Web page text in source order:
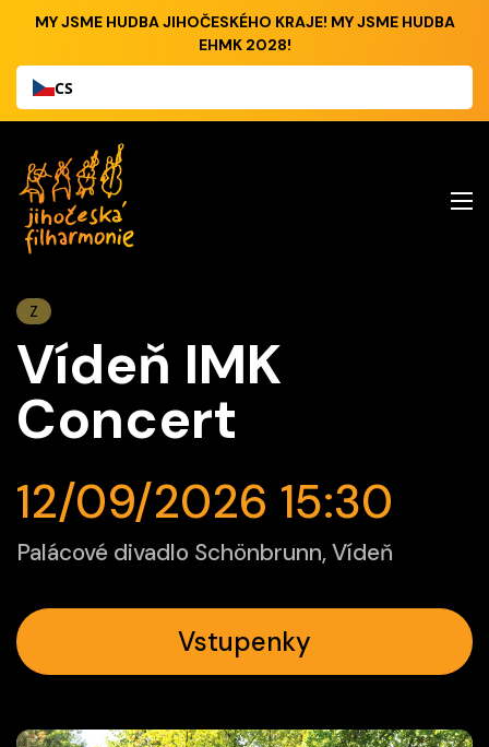
MY JSME HUDBA JIHOČESKÉHO KRAJE! MY JSME HUDBA
EHMK 2028!
CS
Z
Vídeň IMK
Concert
12/09/2026 15:30
Palácové divadlo Schönbrunn, Vídeň
Vstupenky